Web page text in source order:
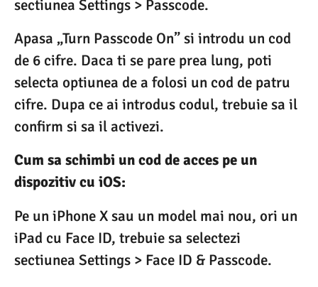
sectiunea Settings > Passcode.
Apasa „Turn Passcode On” si introdu un cod
de 6 cifre. Daca ti se pare prea lung, poti
selecta optiunea de a folosi un cod de patru
cifre. Dupa ce ai introdus codul, trebuie sa il
confirm si sa il activezi.
Cum sa schimbi un cod de acces pe un
dispozitiv cu iOS:
Pe un iPhone X sau un model mai nou, ori un
iPad cu Face ID, trebuie sa selectezi
sectiunea Settings > Face ID & Passcode.